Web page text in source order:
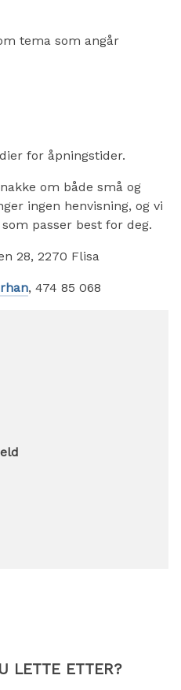
tema som angår
for åpningstider.
om både små og
ingen henvisning, og vi
passer best for deg.
28, 2270 Flisa
, 474 85 068
LETTE ETTER?